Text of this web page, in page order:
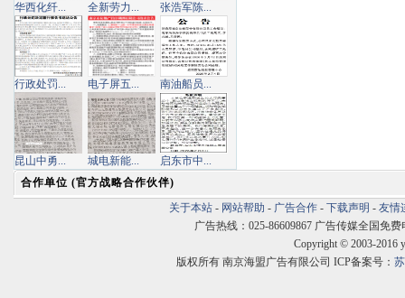
华西化纤... 全新劳力... 张浩军陈...
行政处罚... 电子屏五... 南油船员...
昆山中勇... 城电新能...
启东市中...
合作单位 (官方战略合作伙伴)
关于本站 - 网站帮助 - 广告合作 - 下载声明 - 友情
广告热线：025-86609867 广告传媒全国免费
Copyright © 2003-2016
版权所有 南京海盟广告有限公司 ICP备案号：